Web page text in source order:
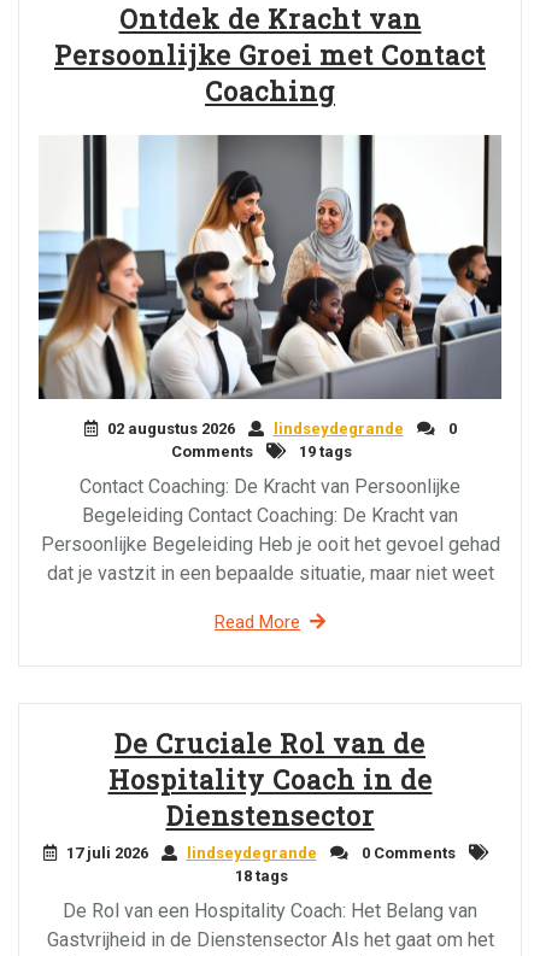
Ontdek de Kracht van
Persoonlijke Groei met Contact
Coaching
02 augustus 2026 lindseydegrande
0
Comments
19 tags
Contact Coaching: De Kracht van Persoonlijke
Begeleiding Contact Coaching: De Kracht van
Persoonlijke Begeleiding Heb je ooit het gevoel gehad
dat je vastzit in een bepaalde situatie, maar niet weet
Read More
De Cruciale Rol van de
Hospitality Coach in de
Dienstensector
17 juli 2026 lindseydegrande
0 Comments
18 tags
De Rol van een Hospitality Coach: Het Belang van
Gastvrijheid in de Dienstensector Als het gaat om het